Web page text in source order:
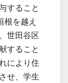
すること
根を越え
世田谷区
すること
により住
せ、学生